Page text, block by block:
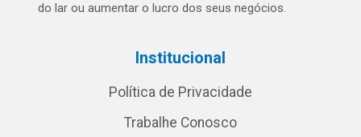
do lar ou aumentar o lucro dos seus negócios.
Institucional
Política de Privacidade
Trabalhe Conosco